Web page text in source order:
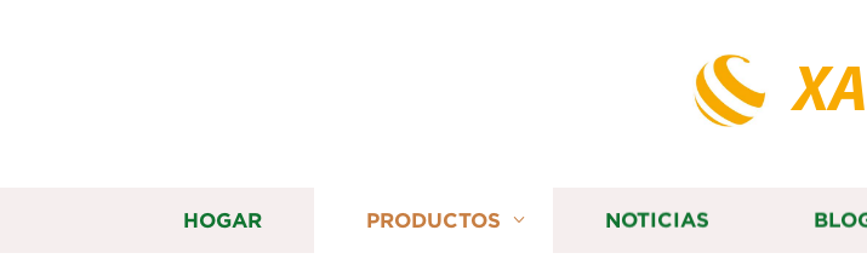
HOGAR PRODUCTOS NOTICIAS